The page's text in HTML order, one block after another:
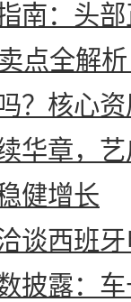
南：头
点全解
？核心
华章，
健增长
谈西班
披露：